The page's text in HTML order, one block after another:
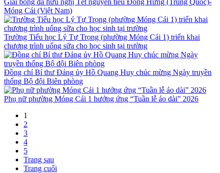
Móng Cái (Việt Nam)
Trường Tiểu học Lý Tự Trọng (phường Móng Cái 1) triển khai
chương trình uống sữa cho học sinh tại trường
Đồng chí Bí thư Đảng ủy Hồ Quang Huy chúc mừng Ngày truyền
thống Bộ đội Biên phòng
Phụ nữ phường Móng Cái 1 hưởng ứng “Tuần lễ áo dài” 2026
1
2
3
4
5
Trang sau
Trang cuối